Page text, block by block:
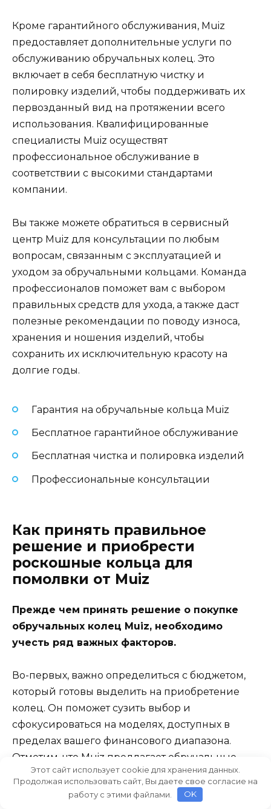
Кроме гарантийного обслуживания, Muiz
предоставляет дополнительные услуги по
обслуживанию обручальных колец. Это
включает в себя бесплатную чистку и
полировку изделий, чтобы поддерживать их
первозданный вид на протяжении всего
использования. Квалифицированные
специалисты Muiz осуществят
профессиональное обслуживание в
соответствии с высокими стандартами
компании.
Вы также можете обратиться в сервисный
центр Muiz для консультации по любым
вопросам, связанным с эксплуатацией и
уходом за обручальными кольцами. Команда
профессионалов поможет вам с выбором
правильных средств для ухода, а также даст
полезные рекомендации по поводу износа,
хранения и ношения изделий, чтобы
сохранить их исключительную красоту на
долгие годы.
Гарантия на обручальные кольца Muiz
Бесплатное гарантийное обслуживание
Бесплатная чистка и полировка изделий
Профессиональные консультации
Как принять правильное
решение и приобрести
роскошные кольца для
помолвки от Muiz
Прежде чем принять решение о покупке
обручальных колец Muiz, необходимо
учесть ряд важных факторов.
Во-первых, важно определиться с бюджетом,
который готовы выделить на приобретение
колец. Он поможет сузить выбор и
сфокусироваться на моделях, доступных в
пределах вашего финансового диапазона.
Отметим, что Muiz предлагает обручальные
кольца разных ценовых категорий, поэтому вы
обязательно найдете вариант, отвечающий
Этот сайт использует cookie для хранения данных.
Продолжая использовать сайт, Вы даете свое согласие на
работу с этими файлами.
OK